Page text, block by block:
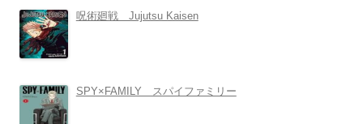
呪術廻戦 Jujutsu Kaisen
SPY×FAMILY スパイファミリー